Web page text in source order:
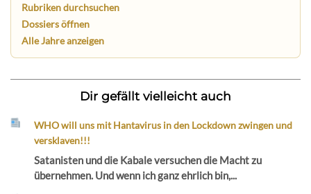
Rubriken durchsuchen
Dossiers öffnen
Alle Jahre anzeigen
Dir gefällt vielleicht auch
WHO will uns mit Hantavirus in den Lockdown zwingen und
versklaven!!!
Satanisten und die Kabale versuchen die Macht zu
übernehmen. Und wenn ich ganz ehrlich bin,...